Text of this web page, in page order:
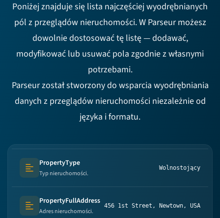
Poniżej znajduje się lista najczęściej wyodrębnianych
pól z przeglądów nieruchomości. W Parseur możesz
dowolnie dostosować tę listę — dodawać,
modyfikować lub usuwać pola zgodnie z własnymi
potrzebami.
Parseur został stworzony do wsparcia wyodrębniania
danych z przeglądów nieruchomości niezależnie od
języka i formatu.
Text (multi-lines)
PropertyType
Typ nieruchomości.
Wolnostojący
Text (multi-lines)
PropertyFullAddress
Adres nieruchomości.
456 1st Street, Newtown, USA